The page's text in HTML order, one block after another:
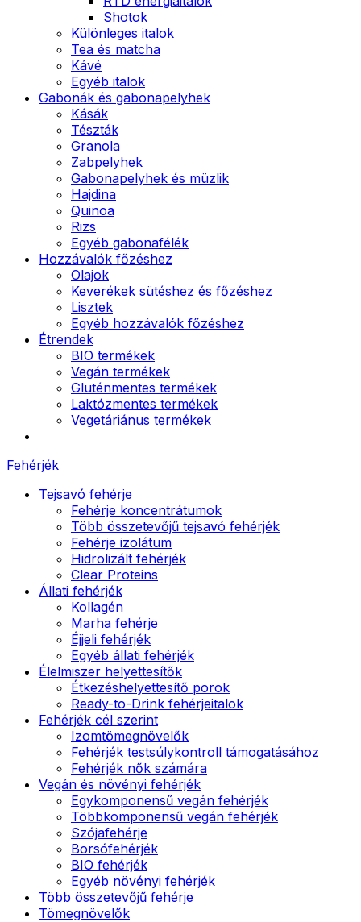
Shotok
Különleges italok
Tea és matcha
Kávé
Egyéb italok
Gabonák és gabonapelyhek
Kásák
Tészták
Granola
Zabpelyhek
Gabonapelyhek és müzlik
Hajdina
Quinoa
Rizs
Egyéb gabonafélék
Hozzávalók főzéshez
Olajok
Keverékek sütéshez és főzéshez
Lisztek
Egyéb hozzávalók főzéshez
Étrendek
BIO termékek
Vegán termékek
Gluténmentes termékek
Laktózmentes termékek
Vegetáriánus termékek
Fehérjék
Tejsavó fehérje
Fehérje koncentrátumok
Több összetevőjű tejsavó fehérjék
Fehérje izolátum
Hidrolizált fehérjék
Clear Proteins
Állati fehérjék
Kollagén
Marha fehérje
Éjjeli fehérjék
Egyéb állati fehérjék
Élelmiszer helyettesítők
Étkezéshelyettesítő porok
Ready-to-Drink fehérjeitalok
Fehérjék cél szerint
Izomtömegnövelők
Fehérjék testsúlykontroll támogatásához
Fehérjék nők számára
Vegán és növényi fehérjék
Egykomponensű vegán fehérjék
Többkomponensű vegán fehérjék
Szójafehérje
Borsófehérjék
BIO fehérjék
Egyéb növényi fehérjék
Több összetevőjű fehérje
Tömegnövelők